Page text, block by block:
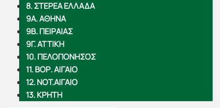
8. ΣΤΕΡΕΑ ΕΛΛΑΔΑ
9Α. ΑΘΗΝΑ
9Β. ΠΕΙΡΑΙΑΣ
9Γ. ΑΤΤΙΚΗ
10. ΠΕΛΟΠΟΝΗΣΟΣ
11. ΒΟΡ. ΑΙΓΑΙΟ
12. ΝΟΤ.ΑΙΓΑΙΟ
13. ΚΡΗΤΗ